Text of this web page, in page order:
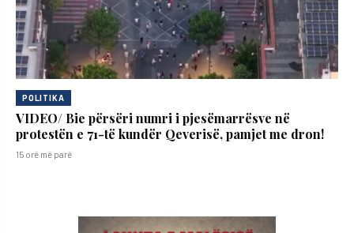
POLITIKA
VIDEO/ Bie përsëri numri i pjesëmarrësve në
protestën e 71-të kundër Qeverisë, pamjet me dron!
15 orë më parë